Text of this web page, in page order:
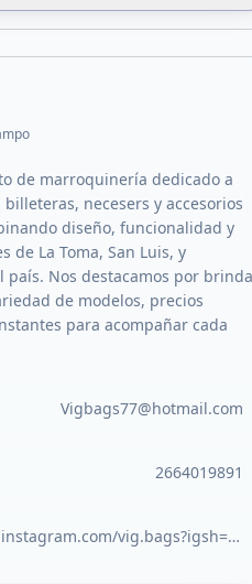
de marroquinería dedicado a
necesers y accesorios
diseño, funcionalidad y
de La Toma, San Luis, y
país. Nos destacamos por
de modelos, precios
para acompañar cada
Vigbags77@hotmail.com
2664019891
https://www.instagram.com/vig.bags?igsh=MWR6ZDh3b2c1bTNpaw==